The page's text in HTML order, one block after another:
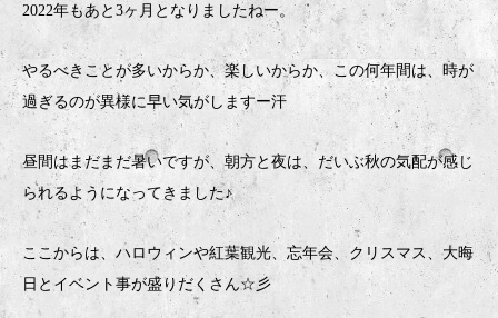
2022年もあと3ヶ月となりましたねー。
やるべきことが多いからか、楽しいからか、この何年間は、時が
過ぎるのが異様に早い気がしますー汗
昼間はまだまだ暑いですが、朝方と夜は、だいぶ秋の気配が感じ
られるようになってきました♪
ここからは、ハロウィンや紅葉観光、忘年会、クリスマス、大晦
日とイベント事が盛りだくさん☆彡